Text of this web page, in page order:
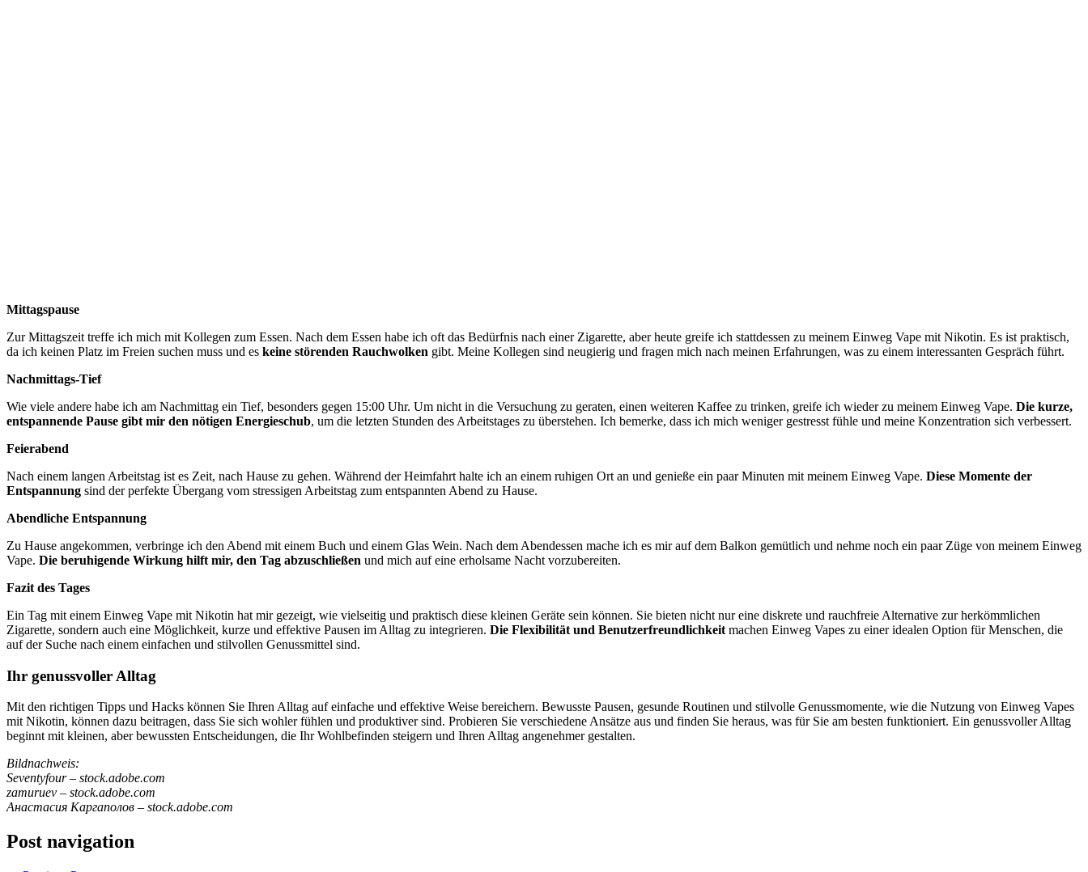
Mittagspause
Zur Mittagszeit treffe ich mich mit Kollegen zum Essen. Nach dem Essen habe ich oft das Bedürfnis nach einer Zigarette, aber heute greife ich stattdessen zu meinem Einweg Vape mit Nikotin. Es ist praktisch,
da ich keinen Platz im Freien suchen muss und es keine störenden Rauchwolken gibt. Meine Kollegen sind neugierig und fragen mich nach meinen Erfahrungen, was zu einem interessanten Gespräch führt.
Nachmittags-Tief
Wie viele andere habe ich am Nachmittag ein Tief, besonders gegen 15:00 Uhr. Um nicht in die Versuchung zu geraten, einen weiteren Kaffee zu trinken, greife ich wieder zu meinem Einweg Vape. Die kurze,
entspannende Pause gibt mir den nötigen Energieschub, um die letzten Stunden des Arbeitstages zu überstehen. Ich bemerke, dass ich mich weniger gestresst fühle und meine Konzentration sich verbessert.
Feierabend
Nach einem langen Arbeitstag ist es Zeit, nach Hause zu gehen. Während der Heimfahrt halte ich an einem ruhigen Ort an und genieße ein paar Minuten mit meinem Einweg Vape. Diese Momente der
Entspannung sind der perfekte Übergang vom stressigen Arbeitstag zum entspannten Abend zu Hause.
Abendliche Entspannung
Zu Hause angekommen, verbringe ich den Abend mit einem Buch und einem Glas Wein. Nach dem Abendessen mache ich es mir auf dem Balkon gemütlich und nehme noch ein paar Züge von meinem Einweg
Vape. Die beruhigende Wirkung hilft mir, den Tag abzuschließen und mich auf eine erholsame Nacht vorzubereiten.
Fazit des Tages
Ein Tag mit einem Einweg Vape mit Nikotin hat mir gezeigt, wie vielseitig und praktisch diese kleinen Geräte sein können. Sie bieten nicht nur eine diskrete und rauchfreie Alternative zur herkömmlichen
Zigarette, sondern auch eine Möglichkeit, kurze und effektive Pausen im Alltag zu integrieren. Die Flexibilität und Benutzerfreundlichkeit machen Einweg Vapes zu einer idealen Option für Menschen, die
auf der Suche nach einem einfachen und stilvollen Genussmittel sind.
Ihr genussvoller Alltag
Mit den richtigen Tipps und Hacks können Sie Ihren Alltag auf einfache und effektive Weise bereichern. Bewusste Pausen, gesunde Routinen und stilvolle Genussmomente, wie die Nutzung von Einweg Vapes
mit Nikotin, können dazu beitragen, dass Sie sich wohler fühlen und produktiver sind. Probieren Sie verschiedene Ansätze aus und finden Sie heraus, was für Sie am besten funktioniert. Ein genussvoller Alltag
beginnt mit kleinen, aber bewussten Entscheidungen, die Ihr Wohlbefinden steigern und Ihren Alltag angenehmer gestalten.
Bildnachweis:
Seventyfour – stock.adobe.com
zamuruev – stock.adobe.com
Анастасия Каргаполов – stock.adobe.com
Post navigation